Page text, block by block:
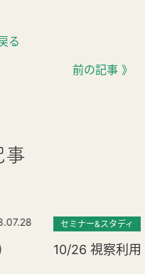
る
前の記事 》
事
セミナー&スタディ
10/26 視察利